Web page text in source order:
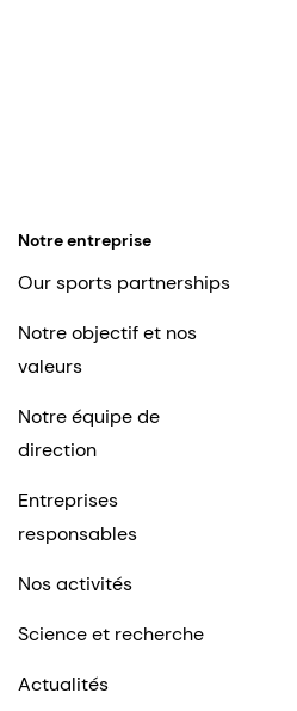
Notre entreprise
Our sports partnerships
Notre objectif et nos
valeurs
Notre équipe de
direction
Entreprises
responsables
Nos activités
Science et recherche
Actualités